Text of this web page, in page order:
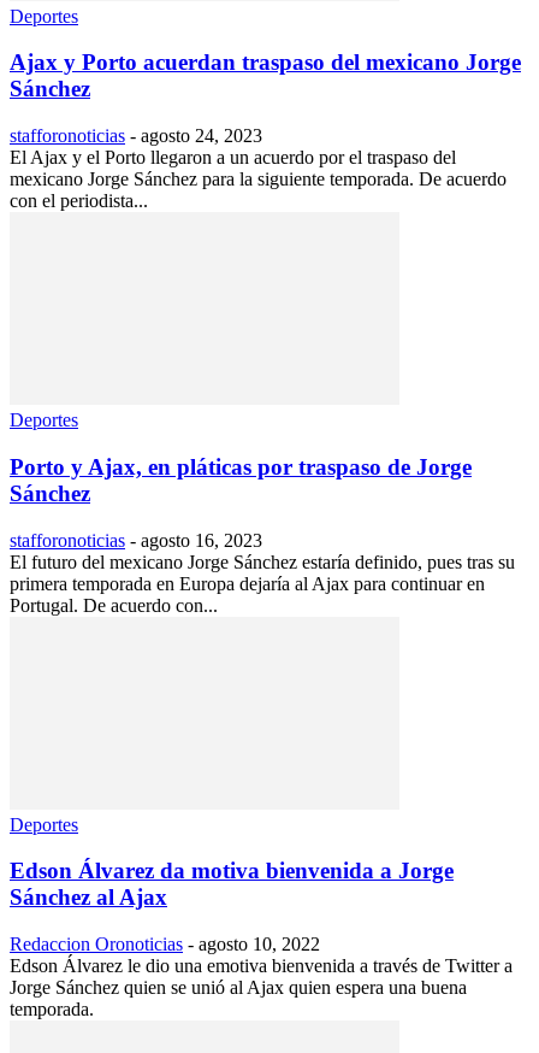
Deportes
Ajax y Porto acuerdan traspaso del mexicano Jorge
Sánchez
stafforonoticias - agosto 24, 2023
El Ajax y el Porto llegaron a un acuerdo por el traspaso del
mexicano Jorge Sánchez para la siguiente temporada. De acuerdo
con el periodista...
Deportes
Porto y Ajax, en pláticas por traspaso de Jorge
Sánchez
stafforonoticias - agosto 16, 2023
El futuro del mexicano Jorge Sánchez estaría definido, pues tras su
primera temporada en Europa dejaría al Ajax para continuar en
Portugal. De acuerdo con...
Deportes
Edson Álvarez da motiva bienvenida a Jorge
Sánchez al Ajax
Redaccion Oronoticias - agosto 10, 2022
Edson Álvarez le dio una emotiva bienvenida a través de Twitter a
Jorge Sánchez quien se unió al Ajax quien espera una buena
temporada.